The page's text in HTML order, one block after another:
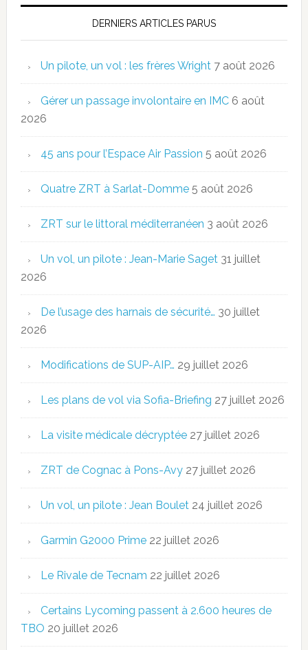
DERNIERS ARTICLES PARUS
Un pilote, un vol : les frères Wright 7 août 2026
Gérer un passage involontaire en IMC 6 août
2026
45 ans pour l’Espace Air Passion 5 août 2026
Quatre ZRT à Sarlat-Domme 5 août 2026
ZRT sur le littoral méditerranéen 3 août 2026
Un vol, un pilote : Jean-Marie Saget 31 juillet
2026
De l’usage des harnais de sécurité… 30 juillet
2026
Modifications de SUP-AIP… 29 juillet 2026
Les plans de vol via Sofia-Briefing 27 juillet 2026
La visite médicale décryptée 27 juillet 2026
ZRT de Cognac à Pons-Avy 27 juillet 2026
Un vol, un pilote : Jean Boulet 24 juillet 2026
Garmin G2000 Prime 22 juillet 2026
Le Rivale de Tecnam 22 juillet 2026
Certains Lycoming passent à 2.600 heures de
TBO 20 juillet 2026